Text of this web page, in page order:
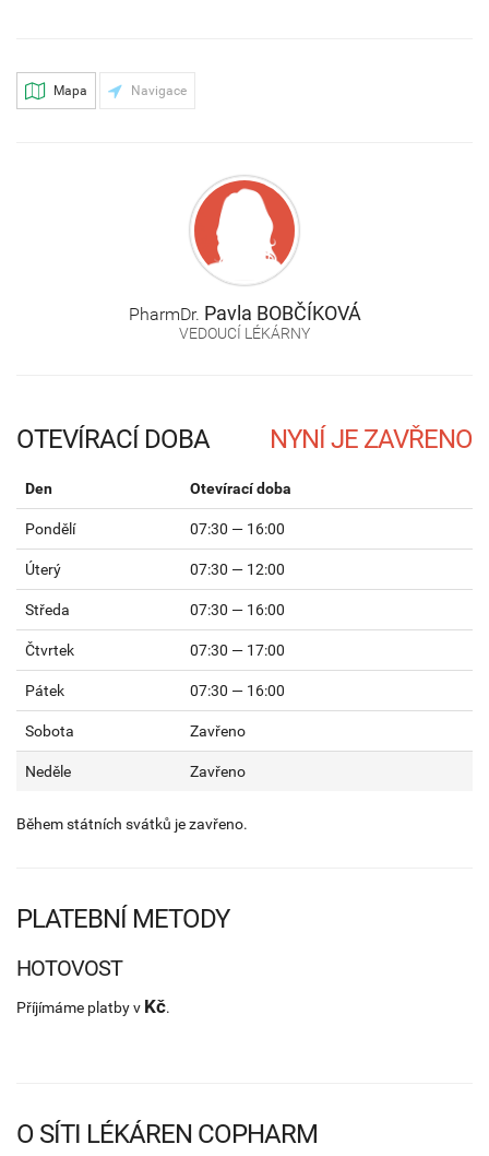
Mapa Navigace
PharmDr. Pavla BOBČÍKOVÁ
VEDOUCÍ LÉKÁRNY
OTEVÍRACÍ DOBA
Den Otevírací doba
Pondělí 07:30 — 16:00
Úterý 07:30 — 12:00
Středa 07:30 — 16:00
Čtvrtek 07:30 — 17:00
Pátek 07:30 — 16:00
Sobota Zavřeno
Neděle Zavřeno
Během státních svátků je zavřeno.
PLATEBNÍ METODY
HOTOVOST
Příjímáme platby v Kč.
O SÍTI LÉKÁREN COPHARM